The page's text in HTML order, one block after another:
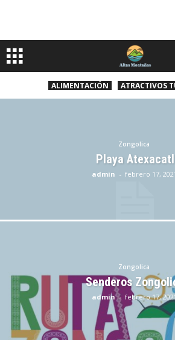
ALIMENTACIÓN ATRACTIVOS
Zongolica
Playa Atexacatl
admin - febrero 17,
Zongolica
Senderos
admin - febrero 17,